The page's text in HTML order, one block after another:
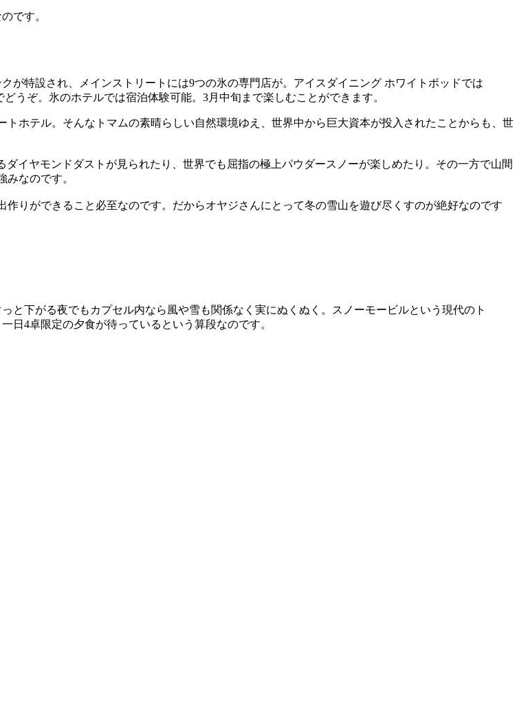
です。
が特設され、メインストリートには9つの氷の専門店が。アイスダイニング ホワイトポッドでは
うぞ。氷のホテルでは宿泊体験可能。3月中旬まで楽しむことができます。
ホテル。そんなトマムの素晴らしい自然環境ゆえ、世界中から巨大資本が投入されたことからも、世
イヤモンドダストが見られたり、世界でも屈指の極上パウダースノーが楽しめたり。その一方で山間
なのです。
りができること必至なのです。だからオヤジさんにとって冬の雪山を遊び尽くすのが絶好なのです
と下がる夜でもカプセル内なら風や雪も関係なく実にぬくぬく。スノーモービルという現代のト
日4卓限定の夕食が待っているという算段なのです。